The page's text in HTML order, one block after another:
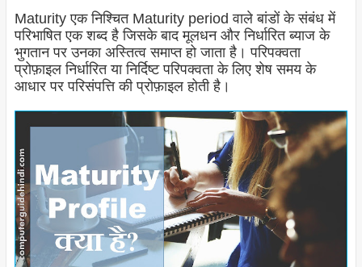
Maturity एक निश्चित Maturity period वाले बांडों के संबंध में
परिभाषित एक शब्द है जिसके बाद मूलधन और निर्धारित ब्याज के
भुगतान पर उनका अस्तित्व समाप्त हो जाता है। परिपक्वता
प्रोफ़ाइल निर्धारित या निर्दिष्ट परिपक्वता के लिए शेष समय के
आधार पर परिसंपत्ति की प्रोफ़ाइल होती है।